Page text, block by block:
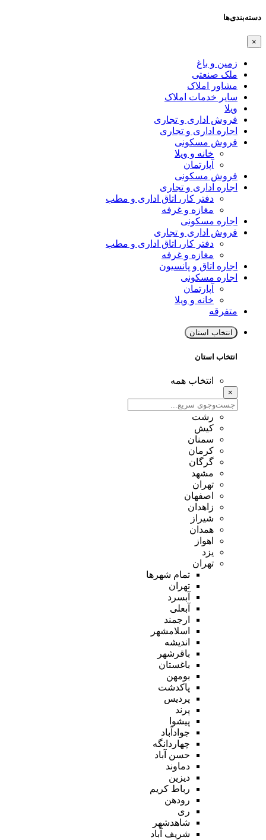
دسته‌بندی‌ها
×
زمین و باغ
ملک صنعتی
مشاور املاک
سایر خدمات املاک
ویلا
فروش اداری و تجاری
اجاره اداری و تجاری
فروش مسکونی
خانه و ویلا
آپارتمان
فروش مسکونی
اجاره اداری و تجاری
دفتر کار، اتاق اداری و مطب
مغازه و غرفه
اجاره مسکونی
فروش اداری و تجاری
دفتر کار، اتاق اداری و مطب
مغازه و غرفه
اجاره اتاق و پانسیون
اجاره مسکونی
آپارتمان
خانه و ویلا
متفرقه
انتخاب استان
انتخاب استان
انتخاب همه
×
رشت
کیش
سمنان
کرمان
گرگان
مشهد
تهران
اصفهان
زاهدان
شیراز
همدان
اهواز
یزد
تهران
تمام شهر‌ها
تهران
آبسرد
آبعلی
ارجمند
اسلامشهر
اندیشه
باقرشهر
باغستان
بومهن
پاکدشت
پردیس
پرند
پیشوا
جوادآباد
چهاردانگه
حسن آباد
دماوند
دیزین
رباط کریم
رودهن
ری
شاهدشهر
شریف آباد